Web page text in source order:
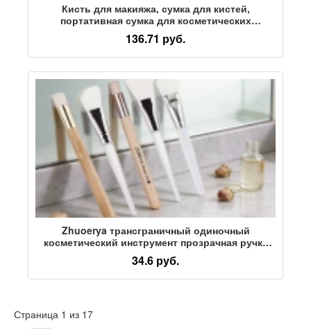
Кисть для макияжа, сумка для кистей,
портативная сумка для косметических
инструментов, сумка для рулона из оленьей
кожи, сумка для хранения 14 палочек, 12
палочек, 10 палочек, синий кот
136.71 руб.
Zhuoerya трансграничный одиночный
косметический инструмент прозрачная ручка
наклонная плоская головка силиконовая маска-
щетка для удаления угрей щетка оптом
34.6 руб.
Страница 1 из 17